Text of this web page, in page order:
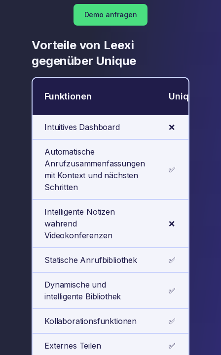
Demo anfragen
Vorteile von Leexi
gegenüber Unique
Funktionen Unique
Intuitives Dashboard ❌
Automatische
Anrufzusammenfassungen
mit Kontext und nächsten
Schritten
✅
Intelligente Notizen
während
Videokonferenzen
❌
Statische Anrufbibliothek ✅
Dynamische und
intelligente Bibliothek
✅
Kollaborationsfunktionen ✅
Externes Teilen ✅